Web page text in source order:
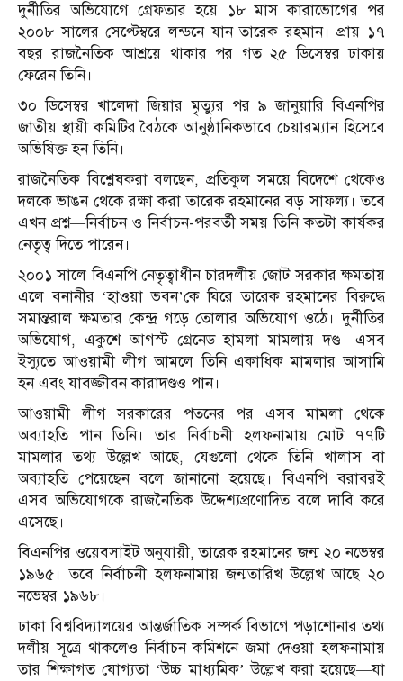
দুর্নীতির অভিযোগে গ্রেফতার হয়ে ১৮ মাস কারাভোগের পর
২০০৮ সালের সেপ্টেম্বরে লন্ডনে যান তারেক রহমান। প্রায় ১৭
বছর রাজনৈতিক আশ্রয়ে থাকার পর গত ২৫ ডিসেম্বর ঢাকায়
ফেরেন তিনি।
৩০ ডিসেম্বর খালেদা জিয়ার মৃত্যুর পর ৯ জানুয়ারি বিএনপির
জাতীয় স্থায়ী কমিটির বৈঠকে আনুষ্ঠানিকভাবে চেয়ারম্যান হিসেবে
অভিষিক্ত হন তিনি।
রাজনৈতিক বিশ্লেষকরা বলছেন, প্রতিকূল সময়ে বিদেশে থেকেও
দলকে ভাঙন থেকে রক্ষা করা তারেক রহমানের বড় সাফল্য। তবে
এখন প্রশ্ন—নির্বাচন ও নির্বাচন-পরবর্তী সময় তিনি কতটা কার্যকর
নেতৃত্ব দিতে পারেন।
২০০১ সালে বিএনপি নেতৃত্বাধীন চারদলীয় জোট সরকার ক্ষমতায়
এলে বনানীর ‘হাওয়া ভবন’কে ঘিরে তারেক রহমানের বিরুদ্ধে
সমান্তরাল ক্ষমতার কেন্দ্র গড়ে তোলার অভিযোগ ওঠে। দুর্নীতির
অভিযোগ, একুশে আগস্ট গ্রেনেড হামলা মামলায় দণ্ড—এসব
ইস্যুতে আওয়ামী লীগ আমলে তিনি একাধিক মামলার আসামি
হন এবং যাবজ্জীবন কারাদণ্ডও পান।
আওয়ামী লীগ সরকারের পতনের পর এসব মামলা থেকে
অব্যাহতি পান তিনি। তার নির্বাচনী হলফনামায় মোট ৭৭টি
মামলার তথ্য উল্লেখ আছে, যেগুলো থেকে তিনি খালাস বা
অব্যাহতি পেয়েছেন বলে জানানো হয়েছে। বিএনপি বরাবরই
এসব অভিযোগকে রাজনৈতিক উদ্দেশ্যপ্রণোদিত বলে দাবি করে
এসেছে।
বিএনপির ওয়েবসাইট অনুযায়ী, তারেক রহমানের জন্ম ২০ নভেম্বর
১৯৬৫। তবে নির্বাচনী হলফনামায় জন্মতারিখ উল্লেখ আছে ২০
নভেম্বর ১৯৬৮।
ঢাকা বিশ্ববিদ্যালয়ের আন্তর্জাতিক সম্পর্ক বিভাগে পড়াশোনার তথ্য
দলীয় সূত্রে থাকলেও নির্বাচন কমিশনে জমা দেওয়া হলফনামায়
তার শিক্ষাগত যোগ্যতা ‘উচ্চ মাধ্যমিক’ উল্লেখ করা হয়েছে—যা